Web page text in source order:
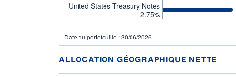
United States Treasury Notes
2.75%
Date du portefeuille : 30/06/2026
ALLOCATION GÉOGRAPHIQUE NETTE